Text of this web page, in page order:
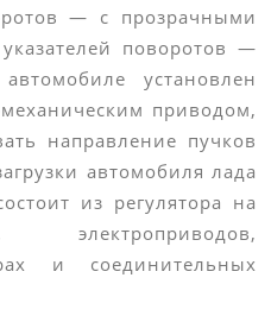
— с прозрачными
поворотов —
установлен
приводом,
направление пучков
автомобиля лада
из регулятора на
и соединительных